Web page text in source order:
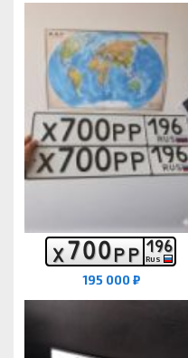
Х700РР 196
RUS
195 000 ₽